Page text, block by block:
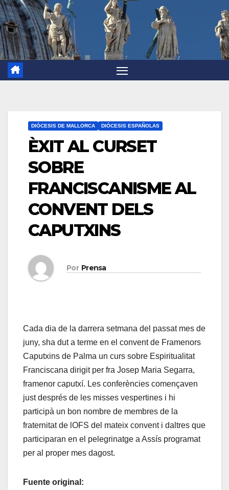
DIÓCESIS DE MALLORCA DIÓCESIS ESPAÑOLAS
ÈXIT AL CURSET
SOBRE
FRANCISCANISME AL
CONVENT DELS
CAPUTXINS
Por Prensa
Cada dia de la darrera setmana del passat mes de
juny, sha dut a terme en el convent de Framenors
Caputxins de Palma un curs sobre Espiritualitat
Franciscana dirigit per fra Josep Maria Segarra,
framenor caputxí. Les conferències començaven
just després de les misses vespertines i hi
participà un bon nombre de membres de la
fraternitat de lOFS del mateix convent i daltres que
participaran en el pelegrinatge a Assís programat
per al proper mes dagost.
Fuente original: